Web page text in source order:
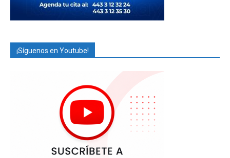
¡Síguenos en Youtube!